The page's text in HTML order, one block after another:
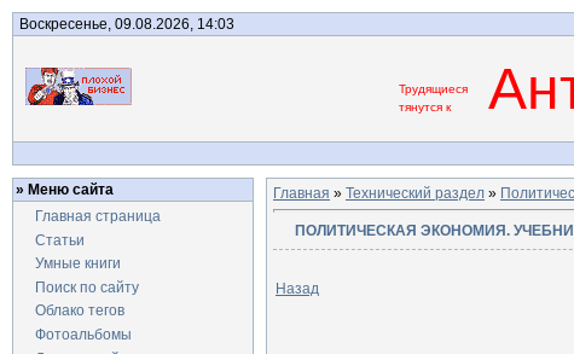
Воскресенье, 09.08.2026, 14:03
Трудящиеся
тянутся к
» Меню сайта
Главная страница
Статьи
Умные книги
Поиск по сайту
Облако тегов
Фотоальбомы
Главная » Технический раздел »
ПОЛИТИЧЕСКАЯ ЭКОНОМИЯ.
Назад